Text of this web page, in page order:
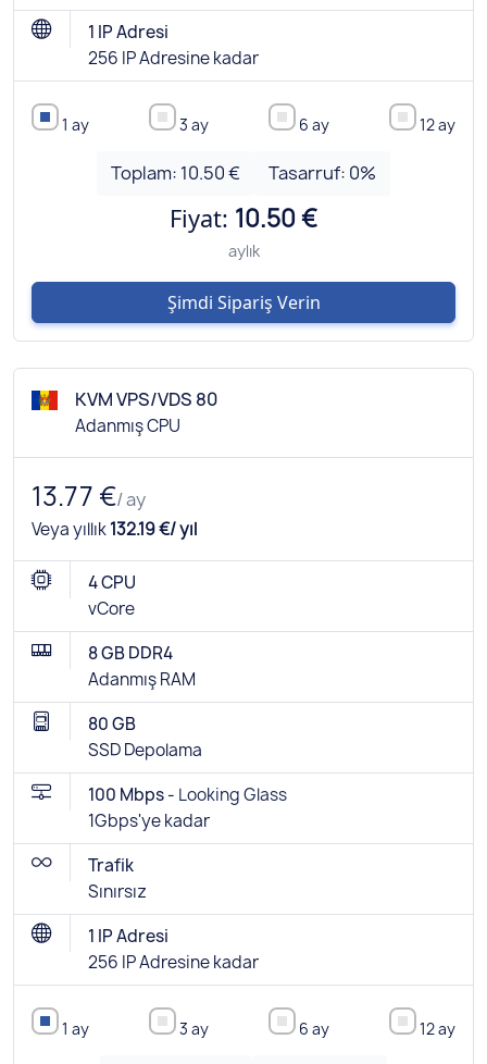
1 IP Adresi
256 IP Adresine kadar
1 ay 3 ay 6 ay 12 ay
Toplam: 10.50 € Tasarruf: 0%
Fiyat: 10.50 €
aylık
Şimdi Sipariş Verin
KVM VPS/VDS 80
Adanmış CPU
13.77 €/ ay
Veya yıllık132.19 €/ yıl
4 CPU
vCore
8 GB DDR4
Adanmış RAM
80 GB
SSD Depolama
100 Mbps - Looking Glass
1Gbps'ye kadar
Trafik
Sınırsız
1 IP Adresi
256 IP Adresine kadar
1 ay 3 ay 6 ay 12 ay